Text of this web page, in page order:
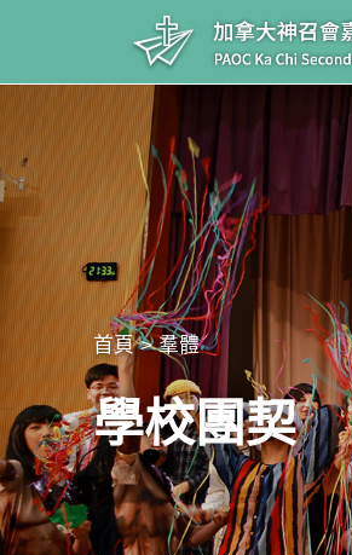
首頁 > 羣體
學校團契